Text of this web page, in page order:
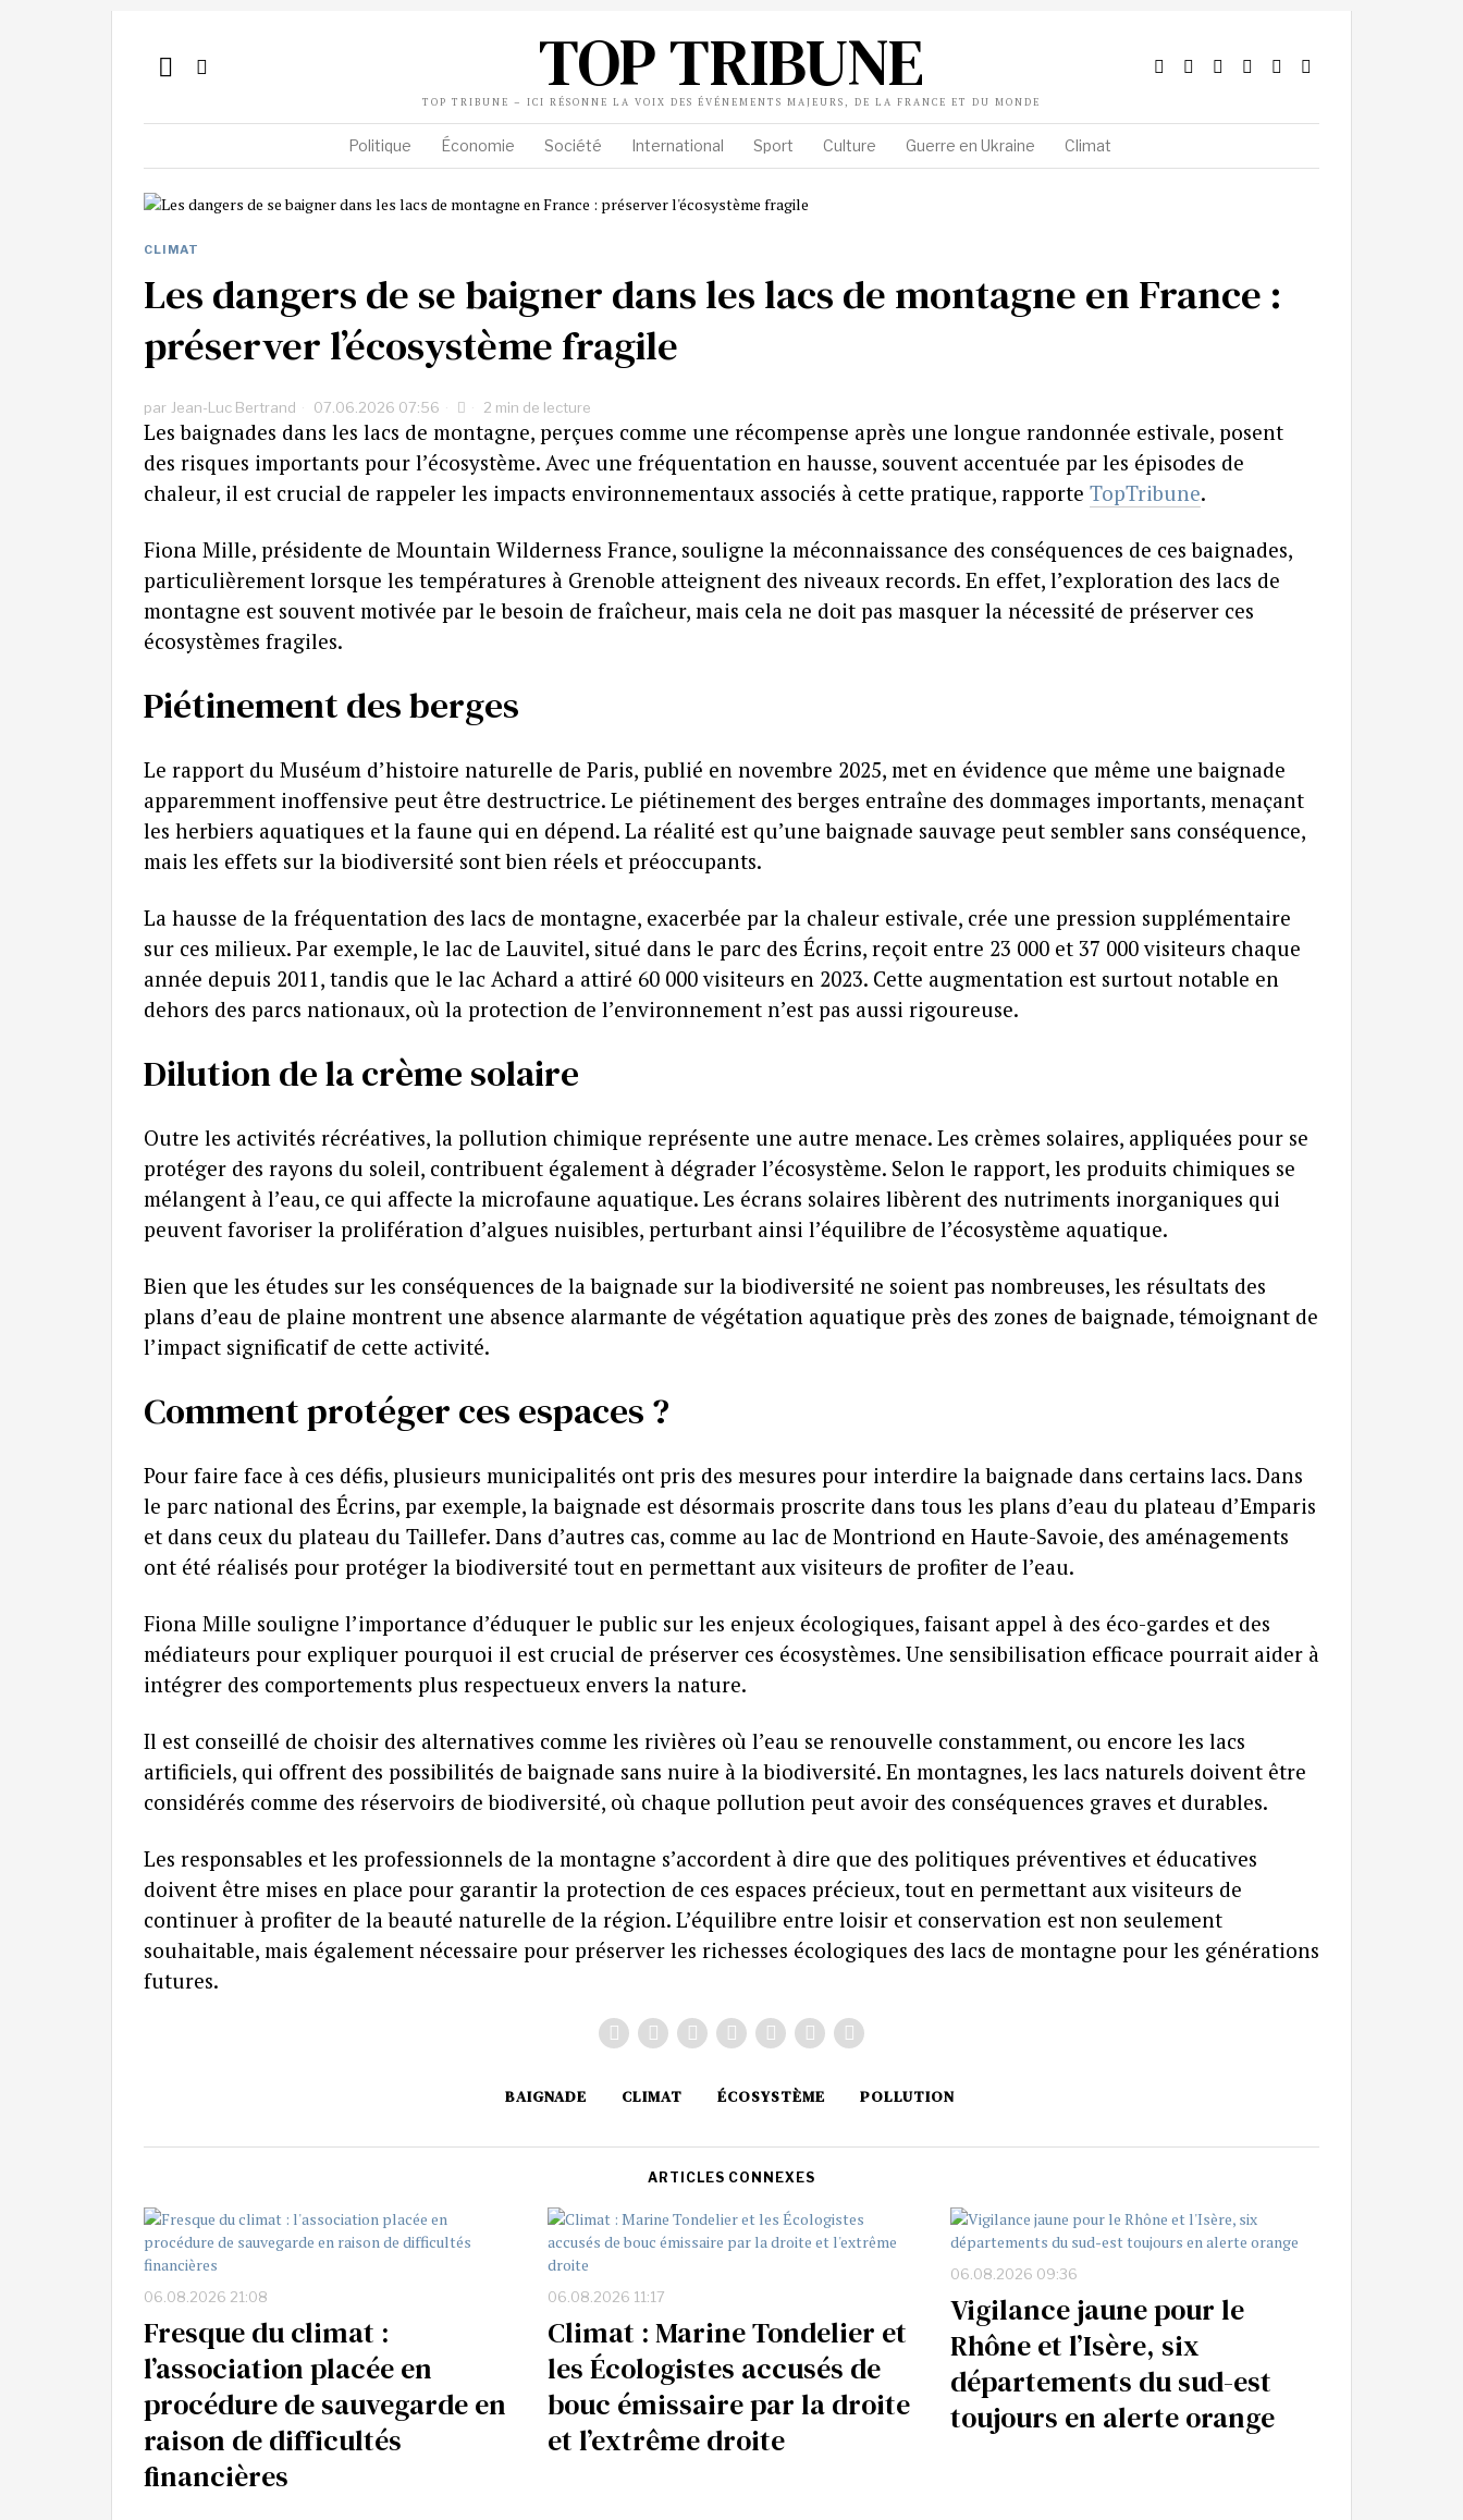
TOP TRIBUNE
TOP TRIBUNE – ICI RÉSONNE LA VOIX DES ÉVÉNEMENTS MAJEURS, DE LA FRANCE ET DU MONDE
Politique Économie Société International Sport Culture Guerre en Ukraine Climat
CLIMAT
Les dangers de se baigner dans les lacs de montagne en France :
préserver l’écosystème fragile
par Jean-Luc Bertrand 07.06.2026 07:56 2 min de lecture
Les baignades dans les lacs de montagne, perçues comme une récompense après une longue randonnée estivale, posent
des risques importants pour l’écosystème. Avec une fréquentation en hausse, souvent accentuée par les épisodes de
chaleur, il est crucial de rappeler les impacts environnementaux associés à cette pratique, rapporte TopTribune.
Fiona Mille, présidente de Mountain Wilderness France, souligne la méconnaissance des conséquences de ces baignades,
particulièrement lorsque les températures à Grenoble atteignent des niveaux records. En effet, l’exploration des lacs de
montagne est souvent motivée par le besoin de fraîcheur, mais cela ne doit pas masquer la nécessité de préserver ces
écosystèmes fragiles.
Piétinement des berges
Le rapport du Muséum d’histoire naturelle de Paris, publié en novembre 2025, met en évidence que même une baignade
apparemment inoffensive peut être destructrice. Le piétinement des berges entraîne des dommages importants, menaçant
les herbiers aquatiques et la faune qui en dépend. La réalité est qu’une baignade sauvage peut sembler sans conséquence,
mais les effets sur la biodiversité sont bien réels et préoccupants.
La hausse de la fréquentation des lacs de montagne, exacerbée par la chaleur estivale, crée une pression supplémentaire
sur ces milieux. Par exemple, le lac de Lauvitel, situé dans le parc des Écrins, reçoit entre 23 000 et 37 000 visiteurs chaque
année depuis 2011, tandis que le lac Achard a attiré 60 000 visiteurs en 2023. Cette augmentation est surtout notable en
dehors des parcs nationaux, où la protection de l’environnement n’est pas aussi rigoureuse.
Dilution de la crème solaire
Outre les activités récréatives, la pollution chimique représente une autre menace. Les crèmes solaires, appliquées pour se
protéger des rayons du soleil, contribuent également à dégrader l’écosystème. Selon le rapport, les produits chimiques se
mélangent à l’eau, ce qui affecte la microfaune aquatique. Les écrans solaires libèrent des nutriments inorganiques qui
peuvent favoriser la prolifération d’algues nuisibles, perturbant ainsi l’équilibre de l’écosystème aquatique.
Bien que les études sur les conséquences de la baignade sur la biodiversité ne soient pas nombreuses, les résultats des
plans d’eau de plaine montrent une absence alarmante de végétation aquatique près des zones de baignade, témoignant de
l’impact significatif de cette activité.
Comment protéger ces espaces ?
Pour faire face à ces défis, plusieurs municipalités ont pris des mesures pour interdire la baignade dans certains lacs. Dans
le parc national des Écrins, par exemple, la baignade est désormais proscrite dans tous les plans d’eau du plateau d’Emparis
et dans ceux du plateau du Taillefer. Dans d’autres cas, comme au lac de Montriond en Haute-Savoie, des aménagements
ont été réalisés pour protéger la biodiversité tout en permettant aux visiteurs de profiter de l’eau.
Fiona Mille souligne l’importance d’éduquer le public sur les enjeux écologiques, faisant appel à des éco-gardes et des
médiateurs pour expliquer pourquoi il est crucial de préserver ces écosystèmes. Une sensibilisation efficace pourrait aider à
intégrer des comportements plus respectueux envers la nature.
Il est conseillé de choisir des alternatives comme les rivières où l’eau se renouvelle constamment, ou encore les lacs
artificiels, qui offrent des possibilités de baignade sans nuire à la biodiversité. En montagnes, les lacs naturels doivent être
considérés comme des réservoirs de biodiversité, où chaque pollution peut avoir des conséquences graves et durables.
Les responsables et les professionnels de la montagne s’accordent à dire que des politiques préventives et éducatives
doivent être mises en place pour garantir la protection de ces espaces précieux, tout en permettant aux visiteurs de
continuer à profiter de la beauté naturelle de la région. L’équilibre entre loisir et conservation est non seulement
souhaitable, mais également nécessaire pour préserver les richesses écologiques des lacs de montagne pour les générations
futures.
BAIGNADE CLIMAT ÉCOSYSTÈME POLLUTION
ARTICLES CONNEXES
06.08.2026 21:08
Fresque du climat :
l’association placée en
procédure de sauvegarde en
raison de difficultés
financières
06.08.2026 11:17
Climat : Marine Tondelier et
les Écologistes accusés de
bouc émissaire par la droite
et l’extrême droite
06.08.2026 09:36
Vigilance jaune pour le
Rhône et l’Isère, six
départements du sud-est
toujours en alerte orange